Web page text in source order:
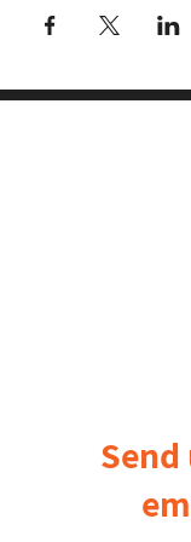
Send